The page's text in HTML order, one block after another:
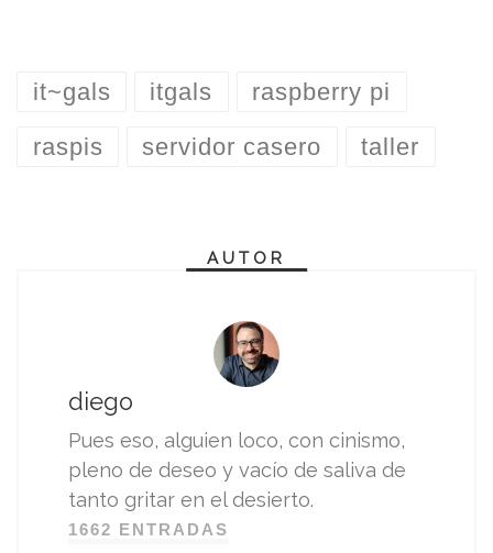
it~gals itgals raspberry pi
raspis servidor casero taller
AUTOR
diego
Pues eso, alguien loco, con cinismo,
pleno de deseo y vacío de saliva de
tanto gritar en el desierto.
1662 ENTRADAS